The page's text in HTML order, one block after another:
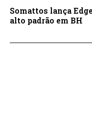
Somattos lança
alto padrão em BH